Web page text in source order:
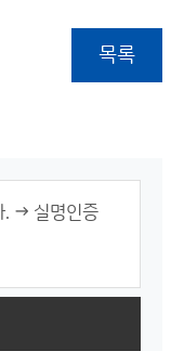
목록